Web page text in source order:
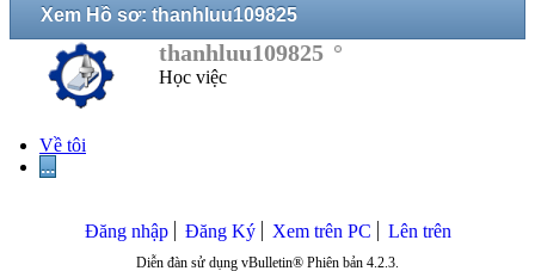
Xem Hồ sơ: thanhluu109825
thanhluu109825
Học việc
Về tôi
...
Đăng nhập Đăng Ký Xem trên PC Lên trên
Diễn đàn sử dụng vBulletin® Phiên bản 4.2.3.